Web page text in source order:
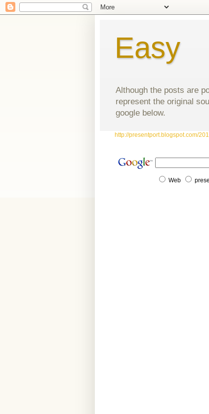
Easy
Although the posts are
represent the original
google below.
http://presentport.blogspot.com/
Web